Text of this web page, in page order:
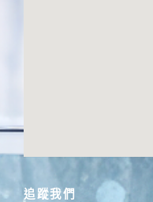
追蹤我們